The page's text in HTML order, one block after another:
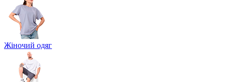
Жіночий одяг